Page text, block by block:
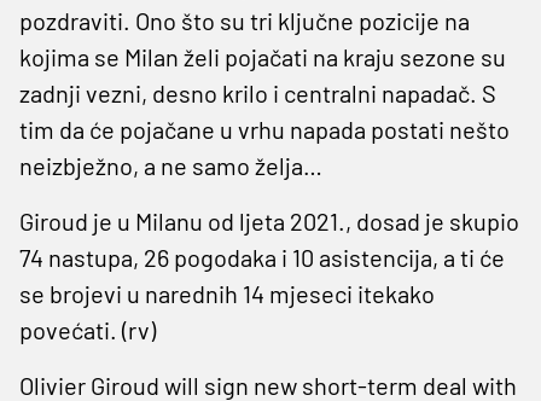
pozdraviti. Ono što su tri ključne pozicije na
kojima se Milan želi pojačati na kraju sezone su
zadnji vezni, desno krilo i centralni napadač. S
tim da će pojačane u vrhu napada postati nešto
neizbježno, a ne samo želja…
Giroud je u Milanu od ljeta 2021., dosad je skupio
74 nastupa, 26 pogodaka i 10 asistencija, a ti će
se brojevi u narednih 14 mjeseci itekako
povećati. (rv)
Olivier Giroud will sign new short-term deal with